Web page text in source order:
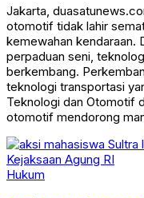
Jakarta,
otomotif tidak lahir
kemewahan kendaraan.
perpaduan seni,
berkembang.
teknologi transportasi
Teknologi dan Otomotif
otomotif mendorong
Hukum